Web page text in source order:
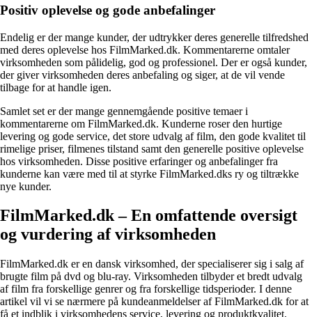
Positiv oplevelse og gode anbefalinger
Endelig er der mange kunder, der udtrykker deres generelle tilfredshed
med deres oplevelse hos FilmMarked.dk. Kommentarerne omtaler
virksomheden som pålidelig, god og professionel. Der er også kunder,
der giver virksomheden deres anbefaling og siger, at de vil vende
tilbage for at handle igen.
Samlet set er der mange gennemgående positive temaer i
kommentarerne om FilmMarked.dk. Kunderne roser den hurtige
levering og gode service, det store udvalg af film, den gode kvalitet til
rimelige priser, filmenes tilstand samt den generelle positive oplevelse
hos virksomheden. Disse positive erfaringer og anbefalinger fra
kunderne kan være med til at styrke FilmMarked.dks ry og tiltrække
nye kunder.
FilmMarked.dk – En omfattende oversigt
og vurdering af virksomheden
FilmMarked.dk er en dansk virksomhed, der specialiserer sig i salg af
brugte film på dvd og blu-ray. Virksomheden tilbyder et bredt udvalg
af film fra forskellige genrer og fra forskellige tidsperioder. I denne
artikel vil vi se nærmere på kundeanmeldelser af FilmMarked.dk for at
få et indblik i virksomhedens service, levering og produktkvalitet.